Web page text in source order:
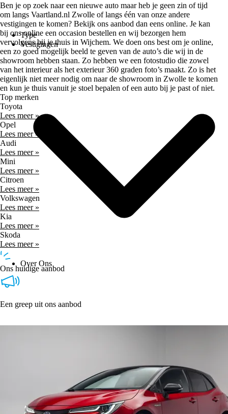
Type
Vestigingen
Over Ons
Ben je op zoek naar een nieuwe auto maar heb je geen zin of tijd
om langs Vaartland.nl Zwolle of langs één van onze andere
vestigingen te komen? Bekijk ons aanbod dan eens online. Je kan
bij ons online een occasion bestellen en wij bezorgen hem
vervolgens bij je thuis in Wijchem. We doen ons best om je online,
een zo goed mogelijk beeld te geven van de auto’s die wij in de
showroom hebben staan. Zo hebben we een fotostudio die zowel
van het interieur als het exterieur 360 graden foto’s maakt. Zo is het
eigenlijk niet meer nodig om naar de showroom in Zwolle te komen
en kun je thuis vanuit je stoel bepalen of een auto bij je past of niet.
Top merken
Toyota
Lees meer »
Opel
Lees meer »
Audi
Lees meer »
Mini
Lees meer »
Citroen
Lees meer »
Volkswagen
Lees meer »
Kia
Lees meer »
Skoda
Lees meer »
Ons huidige aanbod
Een greep uit ons aanbod